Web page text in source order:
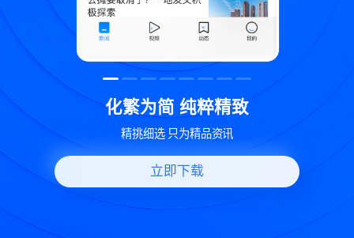
致 世界变化 热问一下
好问题好回答 多元视角看问题
立即下载